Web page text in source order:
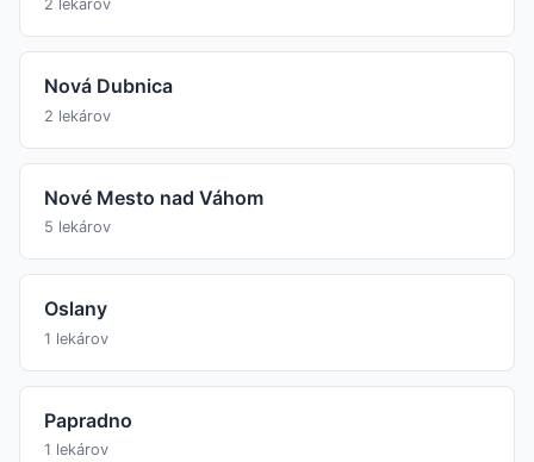
2 lekárov
Nová Dubnica
2 lekárov
Nové Mesto nad Váhom
5 lekárov
Oslany
1 lekárov
Papradno
1 lekárov